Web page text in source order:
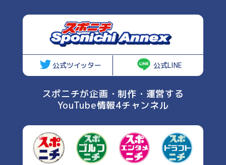
公式ツイッター 公式LINE
スポニチが企画・制作・運営する
YouTube情報4チャンネル